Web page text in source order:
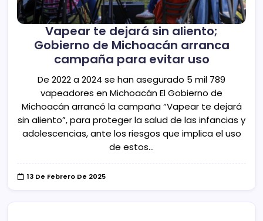
Vapear te dejará sin aliento;
Gobierno de Michoacán arranca
campaña para evitar uso
De 2022 a 2024 se han asegurado 5 mil 789
vapeadores en Michoacán El Gobierno de
Michoacán arrancó la campaña “Vapear te dejará
sin aliento”, para proteger la salud de las infancias y
adolescencias, ante los riesgos que implica el uso
de estos…
13 De Febrero De 2025